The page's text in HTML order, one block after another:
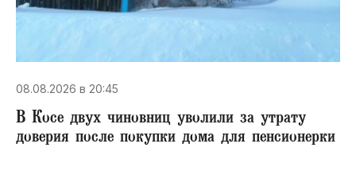
08.08.2026 в 20:45
В Косе двух чиновниц уволили за утрату
доверия после покупки дома для пенсионерки